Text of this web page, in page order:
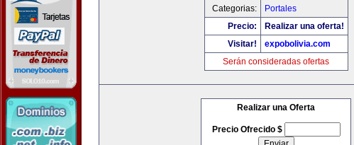
Categorias:
Portales
Precio:
Realizar una oferta!
Visitar!
expobolivia.com
Serán consideradas ofertas
Realizar una Oferta
Precio Ofrecido $